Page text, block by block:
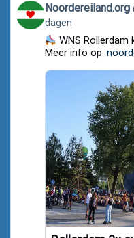
View
post
by
Noordereiland.org
Bluesky
Noordereiland.org
dagen
WNS
Meer info op: